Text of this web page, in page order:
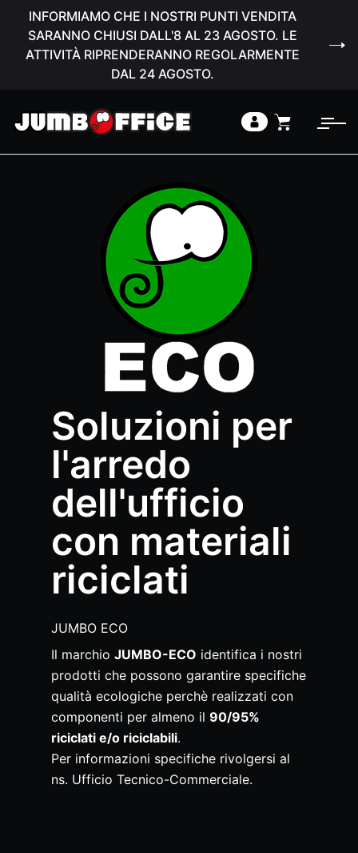
INFORMIAMO CHE I NOSTRI PUNTI VENDITA
SARANNO CHIUSI DALL'8 AL 23 AGOSTO. LE
ATTIVITÀ RIPRENDERANNO REGOLARMENTE
DAL 24 AGOSTO.
Soluzioni per
l'arredo
dell'ufficio
con materiali
riciclati
JUMBO ECO
Il marchio JUMBO-ECO identifica i nostri
prodotti che possono garantire specifiche
qualità ecologiche perchè realizzati con
componenti per almeno il 90/95%
riciclati e/o riciclabili.
Per informazioni specifiche rivolgersi al
ns. Ufficio Tecnico-Commerciale.